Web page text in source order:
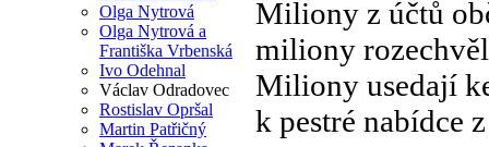
Olga Nytrová
Olga Nytrová a
Františka Vrbenská
Ivo Odehnal
Václav Odradovec
Rostislav Opršal
Martin Patřičný
Miliony z účtů
miliony
Miliony usedají
k pestré nabídce